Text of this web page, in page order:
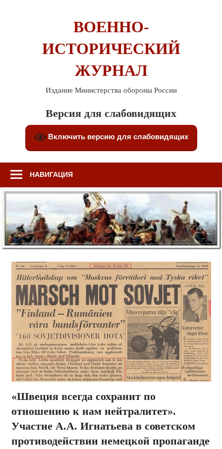
ВОЕННО-
ИСТОРИЧЕСКИЙ
ЖУРНАЛ
Издание Министерства обороны России
Версия для слабовидящих
Включить версию для слабовидящих
НАВИГАЦИЯ
«Швеция всегда сохранит по
отношению к нам нейтралитет».
Участие А.А. Игнатьева в советском
противодействии немецкой пропаганде